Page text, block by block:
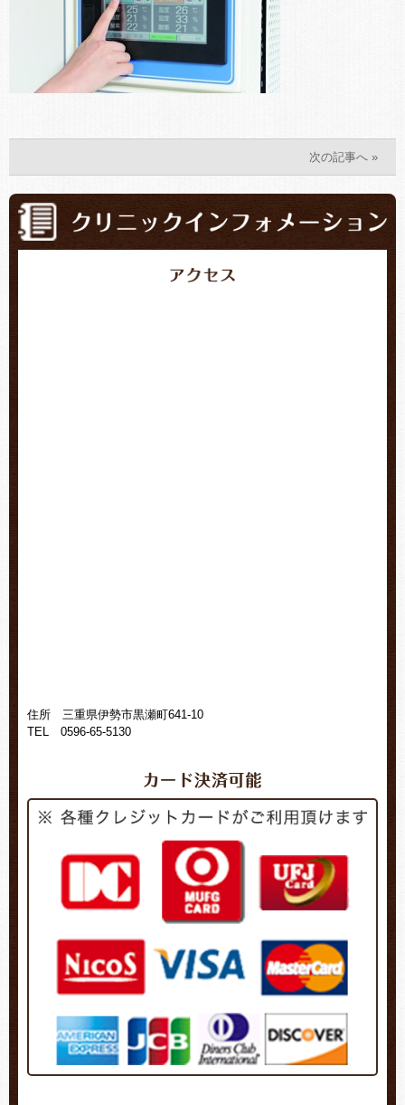
次の記事へ »
住所 三重県伊勢市黒瀬町641-10
TEL 0596-65-5130